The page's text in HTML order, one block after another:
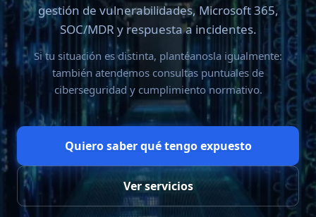
gestión de vulnerabilidades, Microsoft 365,
SOC/MDR y respuesta a incidentes.
Si tu situación es distinta, plantéanosla igualmente:
también atendemos consultas puntuales de
ciberseguridad y cumplimiento normativo.
Quiero saber qué tengo expuesto
Ver servicios